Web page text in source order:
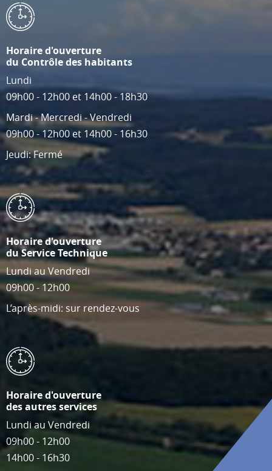
Horaire d'ouverture
du Contrôle des habitants
Lundi
09h00 - 12h00 et 14h00 - 18h30
Mardi - Mercredi - Vendredi
09h00 - 12h00 et 14h00 - 16h30
Jeudi: Fermé
Horaire d'ouverture
du Service Technique
Lundi au Vendredi
09h00 - 12h00
L’après-midi: sur rendez-vous
Horaire d'ouverture
des autres services
Lundi au Vendredi
09h00 - 12h00
14h00 - 16h30